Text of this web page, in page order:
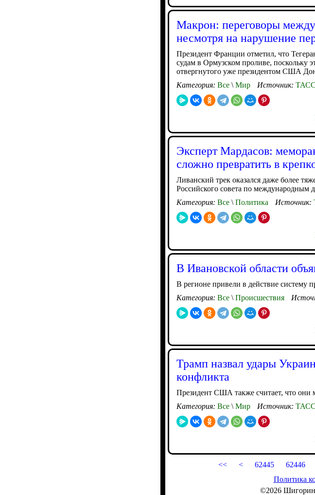
Макрон: переговоры
несмотря на нарушение
Президент Франции отметил, что
судам в Ормузском проливе, поскольку
отвергнутого уже президентом США
Категория: Все \ Мир Источник: ТАСС
Эксперт Мардасов:
сложно превратить в
Ливанский трек оказался даже более
Российского совета по международным
Категория: Все \ Политика Источник:
В Ивановской области
В регионе привели в действие систему
Категория: Все \ Происшествия
Трамп назвал удары
конфликта
Президент США также считает, что они
Категория: Все \ Мир Источник: ТАСС
<< < 62445 62446
Политика
©2026